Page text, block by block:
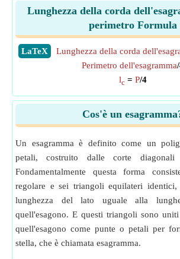
Lunghezza della corda
perimetro Formula
​LaTeX Lunghezza della corda
Perimetro dell'esagramma
lc= P/4
Cos'è un
Un esagramma è definito come un
petali, costruito dalle corte
Fondamentalmente questa forma
regolare e sei triangoli equilateri identici,
lunghezza del lato uguale alla
quell'esagono. E questi triangoli sono
quell'esagono come punte o petali per
stella, che è chiamata esagramma.